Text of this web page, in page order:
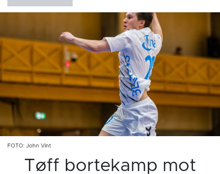
FOTO: John Vint
Tøff bortekamp mot